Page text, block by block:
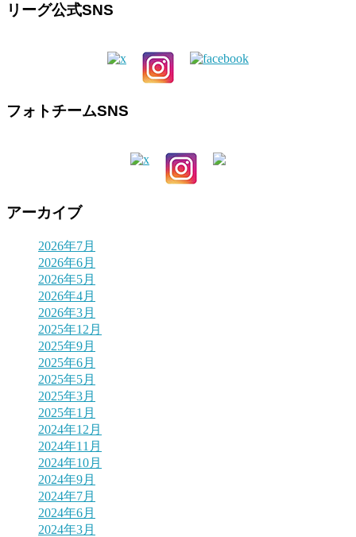
リーグ公式SNS
フォトチームSNS
アーカイブ
2026年7月
2026年6月
2026年5月
2026年4月
2026年3月
2025年12月
2025年9月
2025年6月
2025年5月
2025年3月
2025年1月
2024年12月
2024年11月
2024年10月
2024年9月
2024年7月
2024年6月
2024年3月